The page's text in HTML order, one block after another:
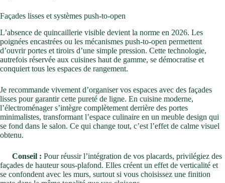
Façades lisses et systèmes push-to-open
L’absence de quincaillerie visible devient la norme en 2026. Les
poignées encastrées ou les mécanismes push-to-open permettent
d’ouvrir portes et tiroirs d’une simple pression. Cette technologie,
autrefois réservée aux cuisines haut de gamme, se démocratise et
conquiert tous les espaces de rangement.
Je recommande vivement d’organiser vos espaces avec des façades
lisses pour garantir cette pureté de ligne. En cuisine moderne,
l’électroménager s’intègre complètement derrière des portes
minimalistes, transformant l’espace culinaire en un meuble design qui
se fond dans le salon. Ce qui change tout, c’est l’effet de calme visuel
obtenu.
Conseil : Pour réussir l’intégration de vos placards, privilégiez des
façades de hauteur sous-plafond. Elles créent un effet de verticalité et
se confondent avec les murs, surtout si vous choisissez une finition